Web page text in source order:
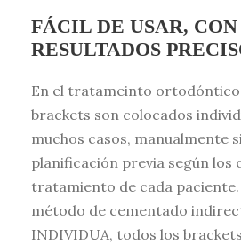
FÁCIL DE USAR, CON
RESULTADOS
En el tratameinto ortodóntico
brackets son colocados
muchos casos, manualmente
planificación previa según los
tratamiento de cada paciente.
método de cementado
INDIVIDUA, todos los